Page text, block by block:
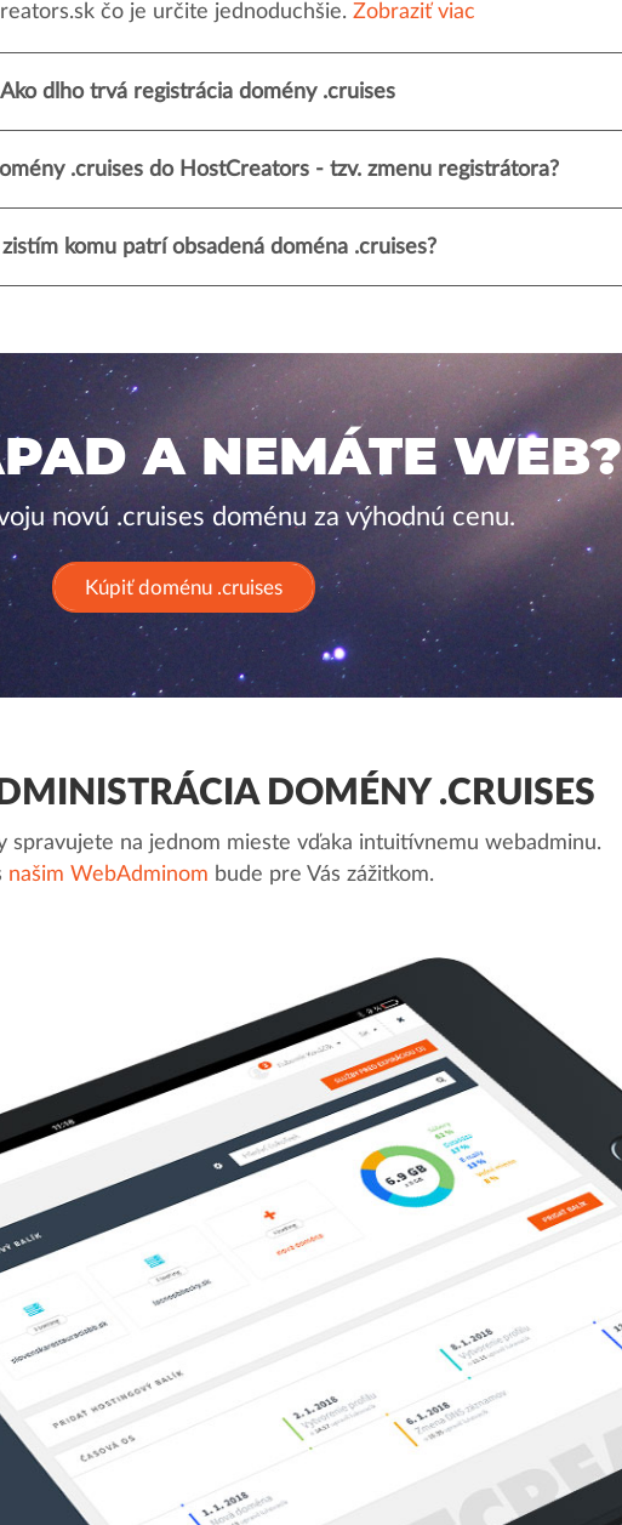
čo je určite jednoduchšie. Zobraziť viac
Ako dlho trvá registrácia domény .cruises
.cruises do HostCreators - tzv. zmenu registrátora?
komu patrí obsadená doména .cruises?
A NEMÁTE WEB?
novú .cruises doménu za výhodnú cenu.
Kúpiť doménu .cruises
DOMÉNY .CRUISES
spravujete na jednom mieste vďaka intuitívnemu webadminu.
našim WebAdminom bude pre Vás zážitkom.